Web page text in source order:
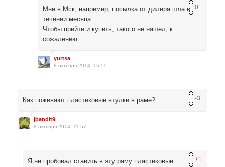
0
Мне в Мск, например, посылка от дилера шла в
течении месяца.
Чтобы прийти и купить, такого не нашел, к
сожалению.
yurtsa
8 октября 2014, 15:55
-3
Как поживают пластиковые втулки в раме?
jbandit9
8 октября 2014, 11:57
+1
Я не пробовал ставить в эту раму пластиковые